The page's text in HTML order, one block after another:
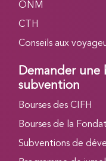
ONM
CTH
Conseils aux
Demander une
subvention
Bourses des CIFH
Bourses de la
Subventions de